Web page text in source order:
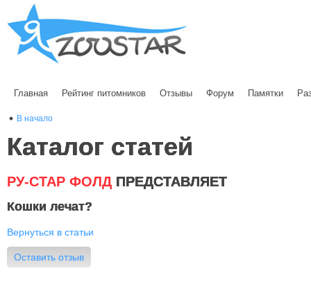
Главная Рейтинг питомников Отзывы Форум Памятки
В начало
Каталог статей
РУ-СТАР ФОЛД ПРЕДСТАВЛЯЕТ
Кошки лечат?
Вернуться в статьи
Оставить отзыв